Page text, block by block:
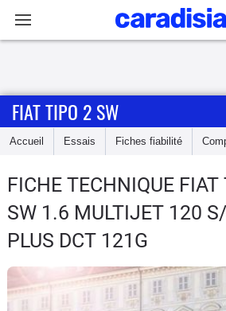
Accueil
Essais
Guide
d'achat
Electriques
FIAT TIPO 2 SW
Accueil Essais Fiches fiabilité
FICHE TECHNIQUE
SW 1.6 MULTIJET 120
PLUS DCT 121G